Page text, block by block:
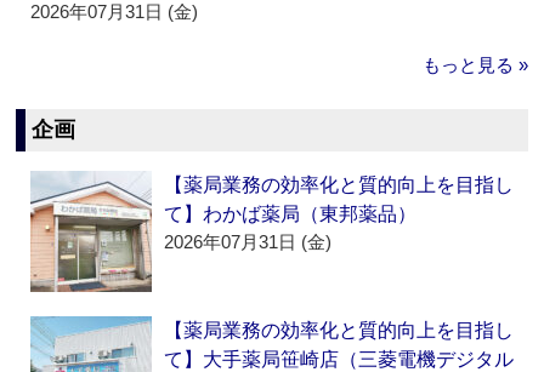
2026年07月31日 (金)
もっと見る »
企画
【薬局業務の効率化と質的向上を目指し
て】わかば薬局（東邦薬品）
2026年07月31日 (金)
【薬局業務の効率化と質的向上を目指し
て】大手薬局笹崎店（三菱電機デジタル